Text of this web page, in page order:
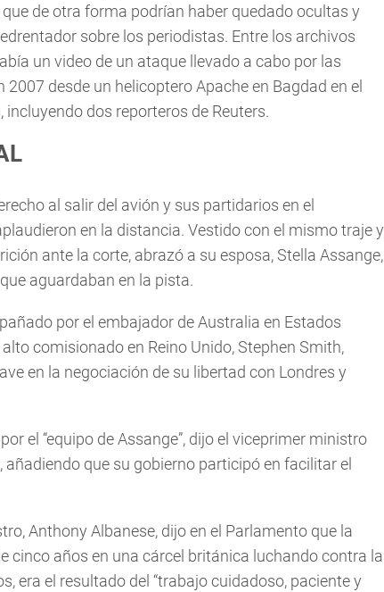
de otra forma podrían haber quedado ocultas y
sobre los periodistas. Entre los archivos
un video de un ataque llevado a cabo por las
desde un helicoptero Apache en Bagdad en el
dos reporteros de Reuters.
al salir del avión y sus partidarios en el
en la distancia. Vestido con el mismo traje y
ante la corte, abrazó a su esposa, Stella Assange,
aguardaban en la pista.
por el embajador de Australia en Estados
comisionado en Reino Unido, Stephen Smith,
en la negociación de su libertad con Londres y
el “equipo de Assange”, dijo el viceprimer ministro
que su gobierno participó en facilitar el
Anthony Albanese, dijo en el Parlamento que la
cinco años en una cárcel británica luchando contra la
era el resultado del “trabajo cuidadoso, paciente y